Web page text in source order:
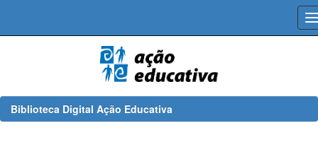
Biblioteca Digital Ação Educativa